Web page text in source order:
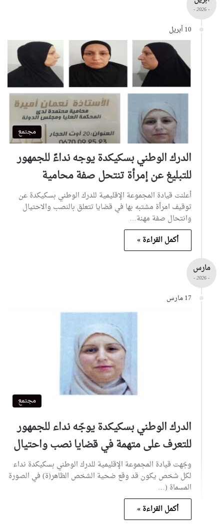
- 2026 -
10 أبريل
مجتمع
الدرك الوطني بسكيكدة يوجه نداءً للجمهور
للتبليغ عن إمرأة تنتحل صفة محامية
أعلنت قيادة المجموعة الإقليمية للدرك الوطني بسكيكدة عن
توقيف امرأة مشتبه بها في قضايا تتعلق بالنصب والاحتيال
وانتحال صفة مهنة…
أكمل القراءة »
مارس
- 2026 -
17 مارس
مجتمع
الدرك الوطني بسكيكدة يوجّه نداء للجمهور
للتعرف على متهمة في قضايا نصب واحتيال
وجّهت قيادة المجموعة الإقليمية للدرك الوطني بسكيكدة نداء
لكل شخص يكون قد وقع ضحية الشخص الظاهر(ة) في الصورة
المسماة (…
أكمل القراءة »